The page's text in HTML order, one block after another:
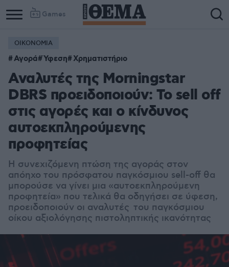
Games
ΟΙΚΟΝΟΜΙΑ
Αγορά Ύφεση Χρηματιστήριο
Αναλυτές της Morningstar
DBRS προειδοποιούν: Το sell off
στις αγορές και ο κίνδυνος
αυτοεκπληρούμενης
προφητείας
Η συνεχιζόμενη πτώση της αγοράς στον
απόηχο του πρόσφατου παγκόσμιου sell-off θα
μπορούσε να γίνει μια «αυτοεκπληρούμενη
προφητεία» που τελικά θα οδηγήσει σε ύφεση,
προειδοποιούν οι αναλυτές του παγκόσμιου
οίκου αξιολόγησης πιστοληπτικής ικανότητας